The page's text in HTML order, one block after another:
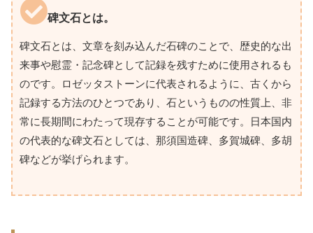
碑文石とは。
碑文石とは、文章を刻み込んだ石碑のことで、歴史的な出
来事や慰霊・記念碑として記録を残すために使用されるも
のです。ロゼッタストーンに代表されるように、古くから
記録する方法のひとつであり、石というものの性質上、非
常に長期間にわたって現存することが可能です。日本国内
の代表的な碑文石としては、那須国造碑、多賀城碑、多胡
碑などが挙げられます。